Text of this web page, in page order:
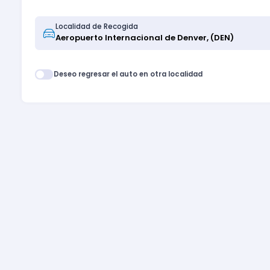
Localidad de Recogida
Deseo regresar el auto en otra localidad